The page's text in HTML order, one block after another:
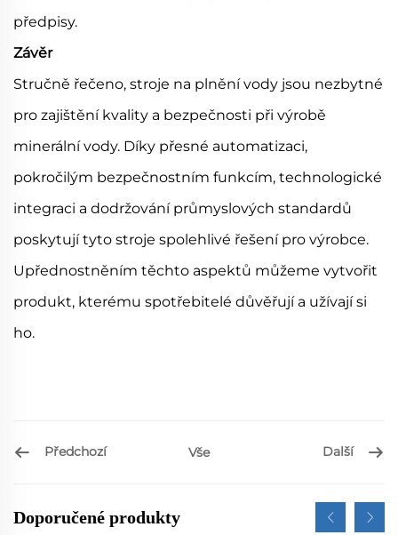
předpisy.
Závěr
Stručně řečeno, stroje na plnění vody jsou nezbytné
pro zajištění kvality a bezpečnosti při výrobě
minerální vody. Díky přesné automatizaci,
pokročilým bezpečnostním funkcím, technologické
integraci a dodržování průmyslových standardů
poskytují tyto stroje spolehlivé řešení pro výrobce.
Upřednostněním těchto aspektů můžeme vytvořit
produkt, kterému spotřebitelé důvěřují a užívají si
ho.
Předchozí Vše Další
Doporučené produkty